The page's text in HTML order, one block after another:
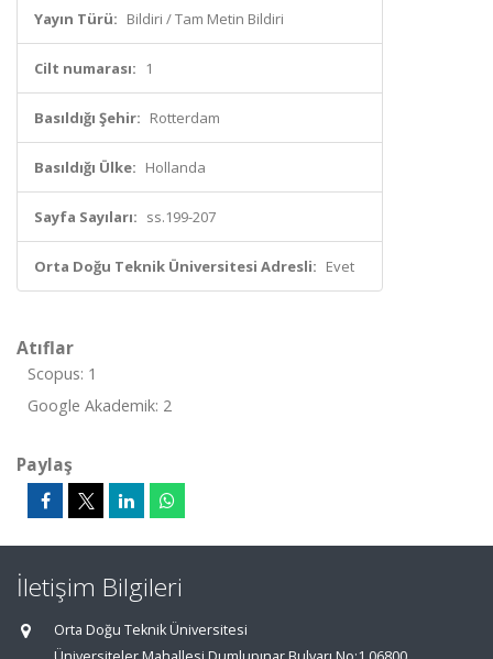
Yayın Türü: Bildiri / Tam Metin Bildiri
Cilt numarası: 1
Basıldığı Şehir: Rotterdam
Basıldığı Ülke: Hollanda
Sayfa Sayıları: ss.199-207
Orta Doğu Teknik Üniversitesi Adresli: Evet
Atıflar
Scopus: 1
Google Akademik: 2
Paylaş
İletişim Bilgileri
Orta Doğu Teknik Üniversitesi